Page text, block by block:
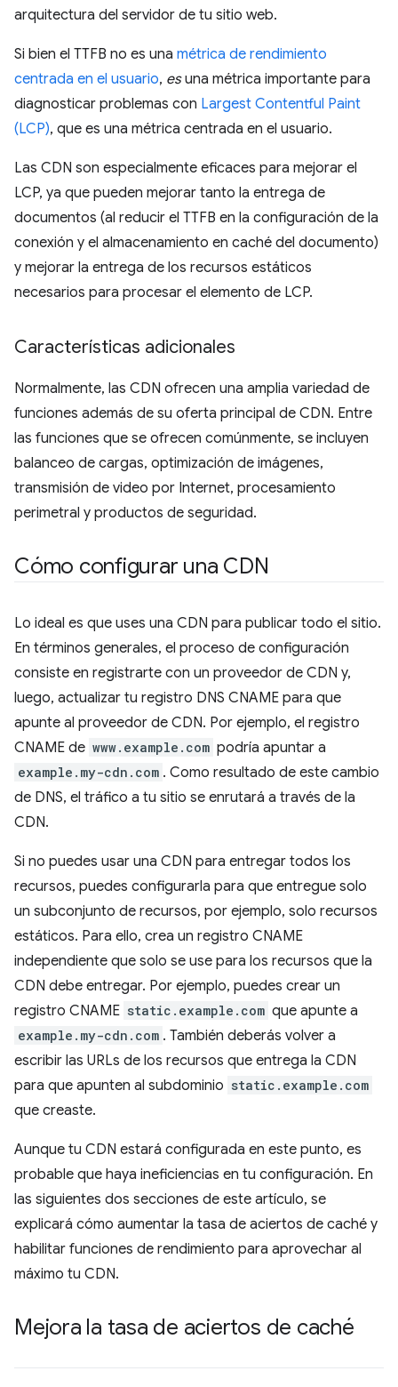
arquitectura del servidor de tu sitio web.
Si bien el TTFB no es una métrica de rendimiento
centrada en el usuario, esuna métrica importante para
diagnosticar problemas con Largest Contentful Paint
(LCP), que es una métrica centrada en el usuario.
Las CDN son especialmente eficaces para mejorar el
LCP, ya que pueden mejorar tanto la entrega de
documentos (al reducir el TTFB en la configuración de la
conexión y el almacenamiento en caché del documento)
y mejorar la entrega de los recursos estáticos
necesarios para procesar el elemento de LCP.
Características adicionales
Normalmente, las CDN ofrecen una amplia variedad de
funciones además de su oferta principal de CDN. Entre
las funciones que se ofrecen comúnmente, se incluyen
balanceo de cargas, optimización de imágenes,
transmisión de video por Internet, procesamiento
perimetral y productos de seguridad.
Cómo configurar una CDN
Lo ideal es que uses una CDN para publicar todo el sitio.
En términos generales, el proceso de configuración
consiste en registrarte con un proveedor de CDN y,
luego, actualizar tu registro DNS CNAME para que
apunte al proveedor de CDN. Por ejemplo, el registro
CNAME de www.example.com podría apuntar a
example.my-cdn.com . Como resultado de este cambio
de DNS, el tráfico a tu sitio se enrutará a través de la
CDN.
Si no puedes usar una CDN para entregar todos los
recursos, puedes configurarla para que entregue solo
un subconjunto de recursos, por ejemplo, solo recursos
estáticos. Para ello, crea un registro CNAME
independiente que solo se use para los recursos que la
CDN debe entregar. Por ejemplo, puedes crear un
registro CNAME static.example.com que apunte a
example.my-cdn.com . También deberás volver a
escribir las URLs de los recursos que entrega la CDN
para que apunten al subdominio static.example.com
que creaste.
Aunque tu CDN estará configurada en este punto, es
probable que haya ineficiencias en tu configuración. En
las siguientes dos secciones de este artículo, se
explicará cómo aumentar la tasa de aciertos de caché y
habilitar funciones de rendimiento para aprovechar al
máximo tu CDN.
Mejora la tasa de aciertos de caché